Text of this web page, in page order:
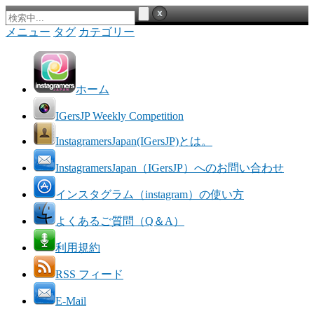
メニュー タグ カテゴリー
ホーム
IGersJP Weekly Competition
InstagramersJapan(IGersJP)とは。
InstagramersJapan（IGersJP）へのお問い合わせ
インスタグラム（instagram）の使い方
よくあるご質問（Q＆A）
利用規約
RSS フィード
E-Mail